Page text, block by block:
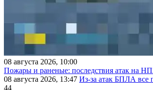
08 августа 2026, 10:00
Пожары и раненые: последствия атак на
08 августа 2026, 13:47 Из-за атак БПЛА все
44